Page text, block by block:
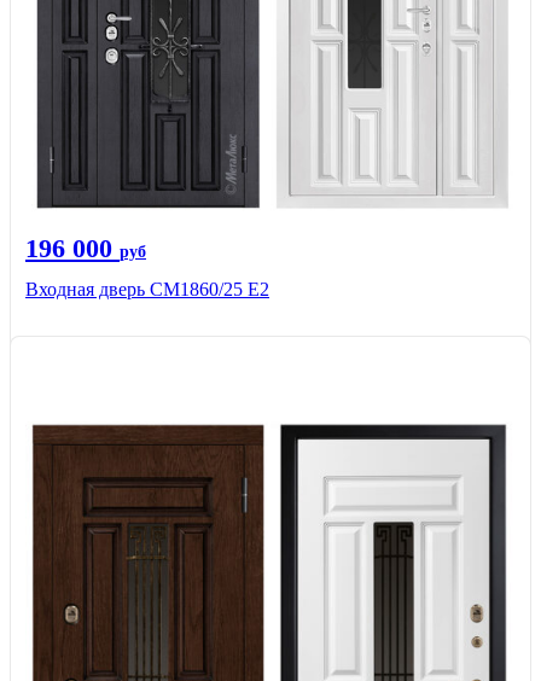
196 000 руб
Входная дверь СМ1860/25 Е2